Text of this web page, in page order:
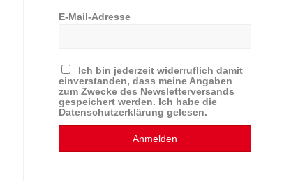
E-Mail-Adresse
Ich bin jederzeit widerruflich damit
einverstanden, dass meine Angaben
zum Zwecke des Newsletterversands
gespeichert werden. Ich habe die
Datenschutzerklärung gelesen.